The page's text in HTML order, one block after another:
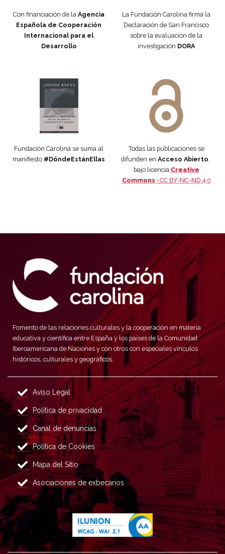
Con financiación de la Agencia
Española de Cooperación
Internacional para el
Desarrollo
La Fundación Carolina firma la
Declaración de San Francisco
sobre la evaluación de la
investigación DORA
Fundación Carolina se suma al
manifiesto #DóndeEstánEllas
Todas las publicaciones se
difunden en Acceso Abierto,
bajo licencia Creative
Commons · CC BY-NC-ND 4.0
Fomento de las relaciones culturales y la cooperación en materia
educativa y científica entre España y los países de la Comunidad
Iberoamericana de Naciones y con otros con especiales vínculos
históricos, culturales y geográficos.
Aviso Legal
Política de privacidad
Canal de denuncias
Política de Cookies
Mapa del Sitio
Asociaciones de exbecarios